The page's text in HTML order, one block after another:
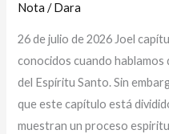
Nota /Dara
26 de julio de 2026 Joel
conocidos cuando hablamos
del Espíritu Santo. Sin
que este capítulo está
muestran un proceso